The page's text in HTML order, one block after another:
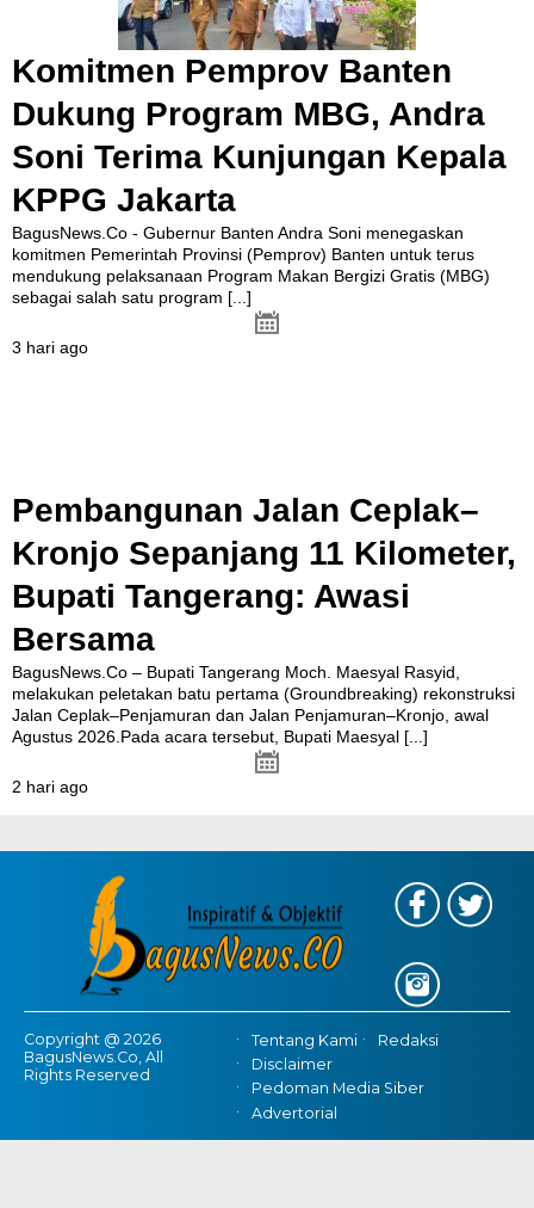
Komitmen Pemprov Banten
Dukung Program MBG, Andra
Soni Terima Kunjungan Kepala
KPPG Jakarta
BagusNews.Co - Gubernur Banten Andra Soni menegaskan
komitmen Pemerintah Provinsi (Pemprov) Banten untuk terus
mendukung pelaksanaan Program Makan Bergizi Gratis (MBG)
sebagai salah satu program [...]
3 hari ago
Pembangunan Jalan Ceplak–
Kronjo Sepanjang 11 Kilometer,
Bupati Tangerang: Awasi
Bersama
BagusNews.Co – Bupati Tangerang Moch. Maesyal Rasyid,
melakukan peletakan batu pertama (Groundbreaking) rekonstruksi
Jalan Ceplak–Penjamuran dan Jalan Penjamuran–Kronjo, awal
Agustus 2026.Pada acara tersebut, Bupati Maesyal [...]
2 hari ago
Copyright @ 2026
BagusNews.Co, All
Rights Reserved
Tentang Kami
Redaksi
Disclaimer
Pedoman Media Siber
Advertorial